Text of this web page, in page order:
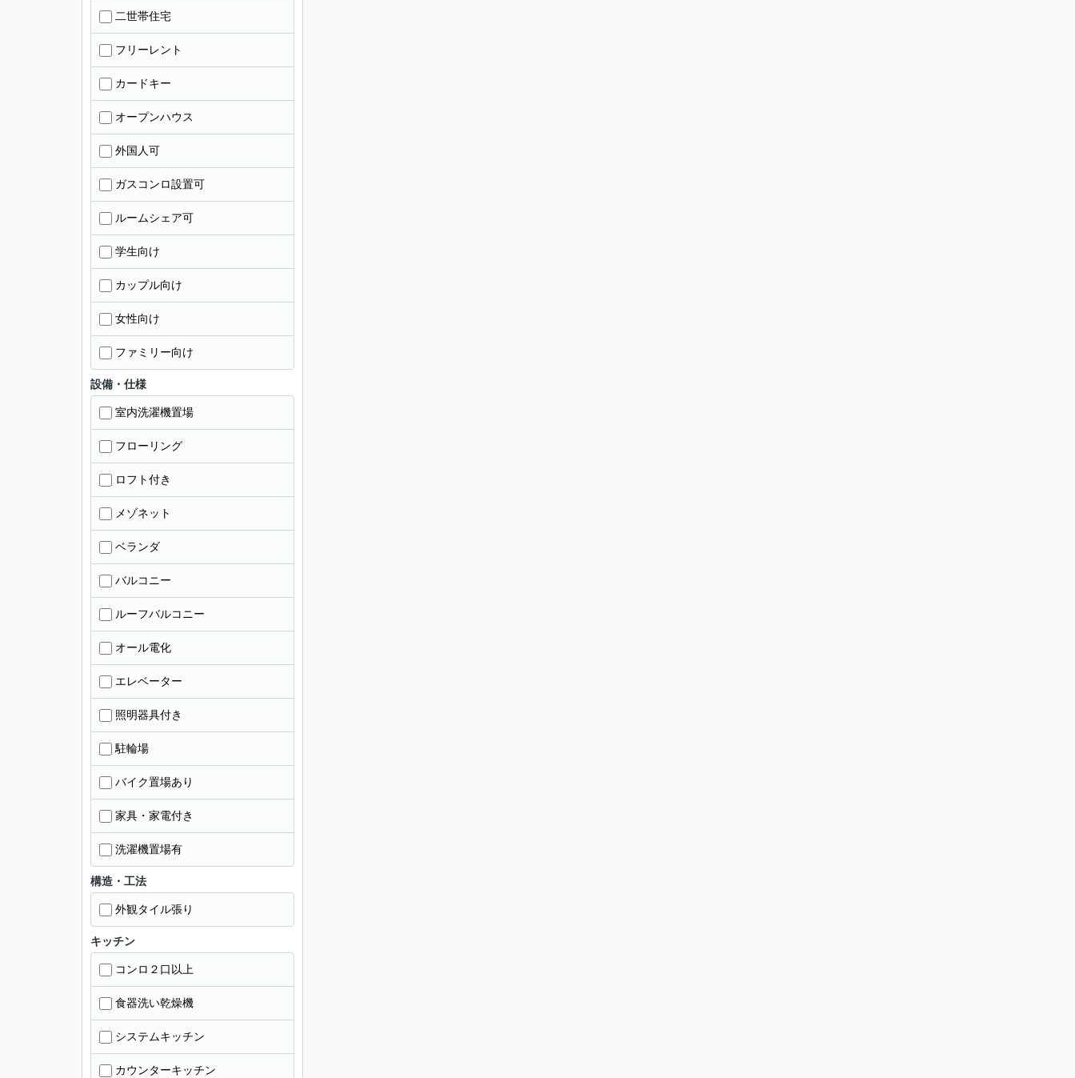
二世帯住宅
フリーレント
カードキー
オープンハウス
外国人可
ガスコンロ設置可
ルームシェア可
学生向け
カップル向け
女性向け
ファミリー向け
設備・仕様
室内洗濯機置場
フローリング
ロフト付き
メゾネット
ベランダ
バルコニー
ルーフバルコニー
オール電化
エレベーター
照明器具付き
駐輪場
バイク置場あり
家具・家電付き
洗濯機置場有
構造・工法
外観タイル張り
キッチン
コンロ２口以上
食器洗い乾燥機
システムキッチン
カウンターキッチン